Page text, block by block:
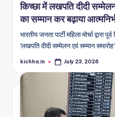
किच्छा में लखपति दीदी
का सम्मान कर बढ़ाया
भारतीय जनता पार्टी महिला मोर्चा
'लखपति दीदी सम्मेलन एवं सम्मान
kichha.in July 23, 2026